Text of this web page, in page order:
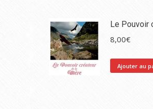
Le Pouvoir
8,00€
Ajouter au